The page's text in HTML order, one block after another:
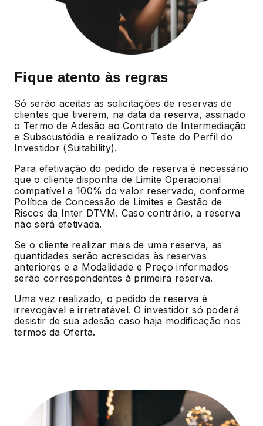
Fique atento às regras
Só serão aceitas as solicitações de reservas de
clientes que tiverem, na data da reserva, assinado
o Termo de Adesão ao Contrato de Intermediação
e Subscustódia e realizado o Teste do Perfil do
Investidor (Suitability).
Para efetivação do pedido de reserva é necessário
que o cliente disponha de Limite Operacional
compatível a 100% do valor reservado, conforme
Política de Concessão de Limites e Gestão de
Riscos da Inter DTVM. Caso contrário, a reserva
não será efetivada.
Se o cliente realizar mais de uma reserva, as
quantidades serão acrescidas às reservas
anteriores e a Modalidade e Preço informados
serão correspondentes à primeira reserva.
Uma vez realizado, o pedido de reserva é
irrevogável e irretratável. O investidor só poderá
desistir de sua adesão caso haja modificação nos
termos da Oferta.